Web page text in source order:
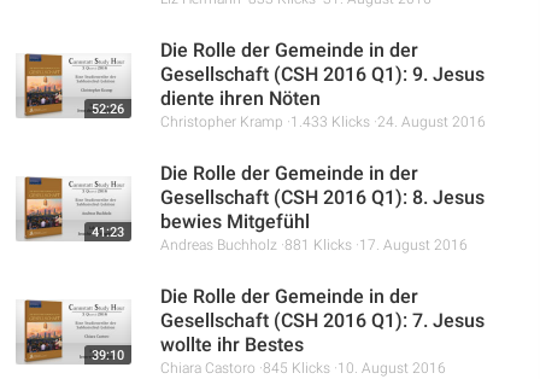
52:26
Die Rolle der Gemeinde in der
Gesellschaft (CSH 2016 Q1): 9. Jesus
diente ihren Nöten
Christopher Kramp 1.433 Klicks 24. August 2016
41:23
Die Rolle der Gemeinde in der
Gesellschaft (CSH 2016 Q1): 8. Jesus
bewies Mitgefühl
Andreas Buchholz 881 Klicks 17. August 2016
39:10
Die Rolle der Gemeinde in der
Gesellschaft (CSH 2016 Q1): 7. Jesus
wollte ihr Bestes
Chiara Castoro 845 Klicks 10. August 2016